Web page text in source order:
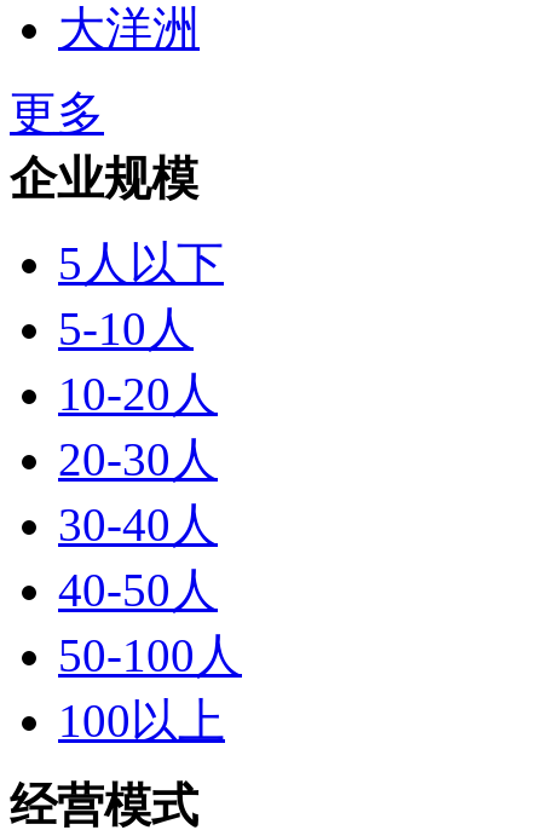
大洋洲
更多
企业规模
5人以下
5-10人
10-20人
20-30人
30-40人
40-50人
50-100人
100以上
经营模式